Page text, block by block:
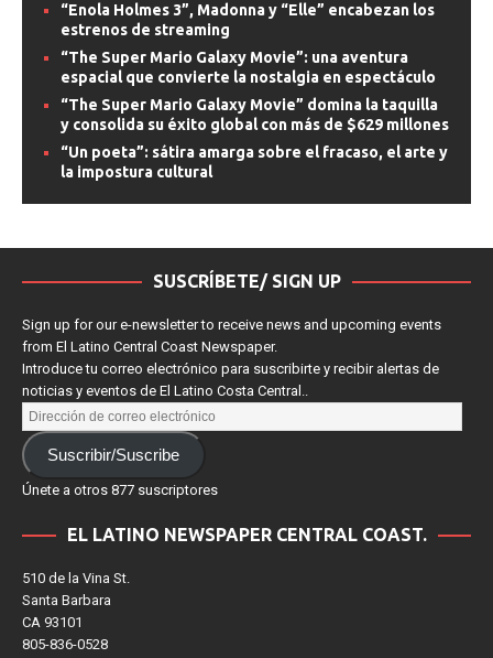
“Enola Holmes 3”, Madonna y “Elle” encabezan los
estrenos de streaming
“The Super Mario Galaxy Movie”: una aventura
espacial que convierte la nostalgia en espectáculo
“The Super Mario Galaxy Movie” domina la taquilla
y consolida su éxito global con más de $629 millones
“Un poeta”: sátira amarga sobre el fracaso, el arte y
la impostura cultural
SUSCRÍBETE/ SIGN UP
Sign up for our e-newsletter to receive news and upcoming events
from El Latino Central Coast Newspaper.
Introduce tu correo electrónico para suscribirte y recibir alertas de
noticias y eventos de El Latino Costa Central..
Suscribir/Suscribe
Únete a otros 877 suscriptores
EL LATINO NEWSPAPER CENTRAL COAST.
510 de la Vina St.
Santa Barbara
CA 93101
805-836-0528